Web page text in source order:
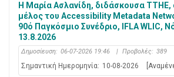
Η Μαρία Ασλανίδη, διδάσκουσα ΤΤΗΕ,
μέλος του Accessibility Metadata
90ό Παγκόσμιο Συνέδριο, IFLA WLIC,
13.8.2026
Δημοσίευση: 06-07-2026 19:46 | Προβολές: 389
Σημαντική Ημερομηνία: 10-08-2026